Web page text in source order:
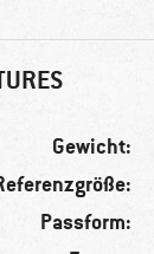
Gewicht:
Passform: